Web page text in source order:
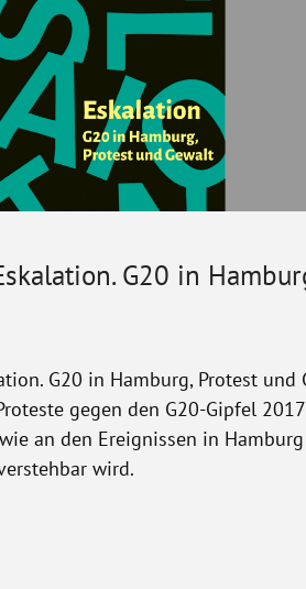
G20 in
G20 in Hamburg, Protest und
gegen den G20-Gipfel
an den Ereignissen in
wird.